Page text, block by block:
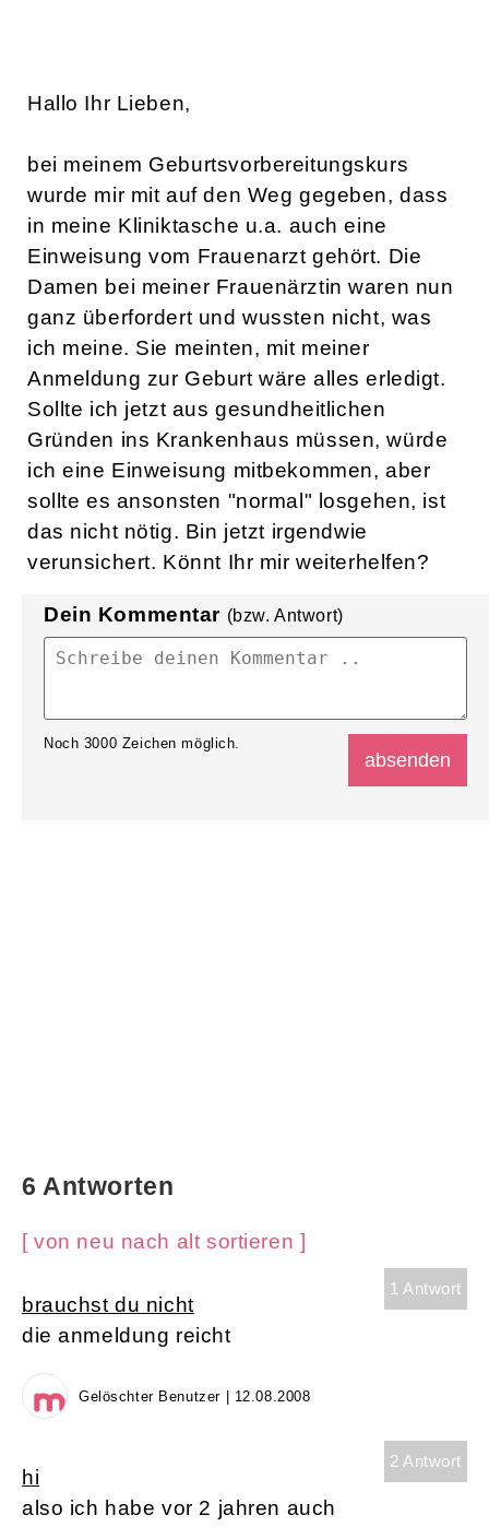
Hallo Ihr Lieben,
bei meinem Geburtsvorbereitungskurs
wurde mir mit auf den Weg gegeben, dass
in meine Kliniktasche u.a. auch eine
Einweisung vom Frauenarzt gehört. Die
Damen bei meiner Frauenärztin waren nun
ganz überfordert und wussten nicht, was
ich meine. Sie meinten, mit meiner
Anmeldung zur Geburt wäre alles erledigt.
Sollte ich jetzt aus gesundheitlichen
Gründen ins Krankenhaus müssen, würde
ich eine Einweisung mitbekommen, aber
sollte es ansonsten "normal" losgehen, ist
das nicht nötig. Bin jetzt irgendwie
verunsichert. Könnt Ihr mir weiterhelfen?
Dein Kommentar (bzw. Antwort)
Noch 3000 Zeichen möglich.
6 Antworten
[ von neu nach alt sortieren ]
1 Antwort
brauchst du nicht
die anmeldung reicht
Gelöschter Benutzer | 12.08.2008
2 Antwort
hi
also ich habe vor 2 jahren auch